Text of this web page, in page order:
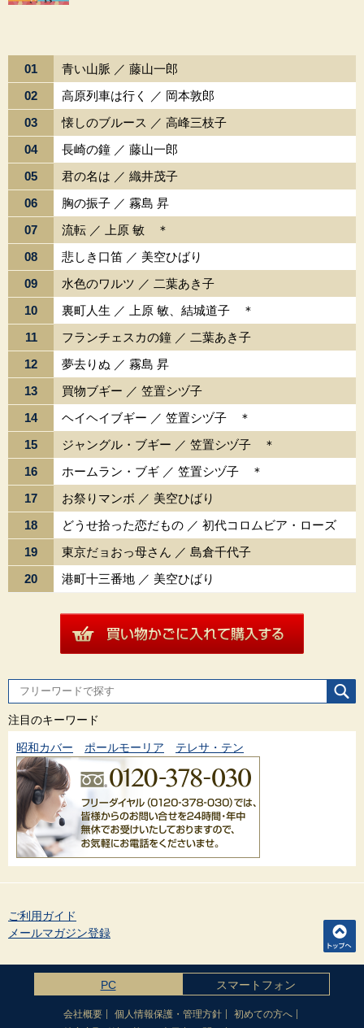
01
青い山脈 ／ 藤山一郎
02
高原列車は行く ／ 岡本敦郎
03
懐しのブルース ／ 高峰三枝子
04
長崎の鐘 ／ 藤山一郎
05
君の名は ／ 織井茂子
06
胸の振子 ／ 霧島 昇
07
流転 ／ 上原 敏 ＊
08
悲しき口笛 ／ 美空ひばり
09
水色のワルツ ／ 二葉あき子
10
裏町人生 ／ 上原 敏、結城道子 ＊
11
フランチェスカの鐘 ／ 二葉あき子
12
夢去りぬ ／ 霧島 昇
13
買物ブギー ／ 笠置シヅ子
14
ヘイヘイブギー ／ 笠置シヅ子 ＊
15
ジャングル・ブギー ／ 笠置シヅ子 ＊
16
ホームラン・ブギ ／ 笠置シヅ子 ＊
17
お祭りマンボ ／ 美空ひばり
18
どうせ拾った恋だもの ／ 初代コロムビア・ローズ
19
東京だョおっ母さん ／ 島倉千代子
20
港町十三番地 ／ 美空ひばり
注目のキーワード
昭和カバー ポールモーリア テレサ・テン
スマートフォン
PC
ご利用ガイド
メールマガジン登録
会社概要 個人情報保護・管理方針
初めての方へ